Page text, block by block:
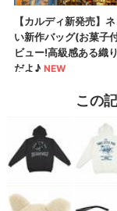
この